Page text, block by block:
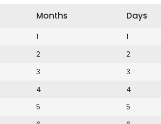
Months
1
2
3
4
5
Days
1
2
3
4
5